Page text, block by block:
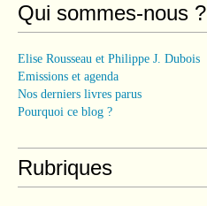
Qui sommes-nous ?
Elise Rousseau et Philippe J. Dubois
Emissions et agenda
Nos derniers livres parus
Pourquoi ce blog ?
Rubriques